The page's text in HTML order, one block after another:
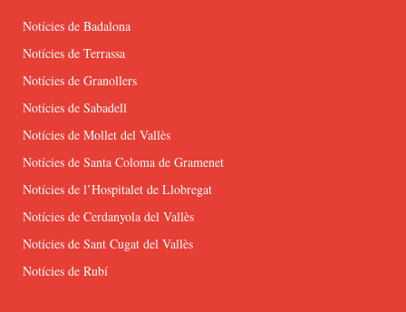
Notícies de Badalona
Notícies de Terrassa
Notícies de Granollers
Notícies de Sabadell
Notícies de Mollet del Vallès
Notícies de Santa Coloma de Gramenet
Notícies de l’Hospitalet de Llobregat
Notícies de Cerdanyola del Vallès
Notícies de Sant Cugat del Vallès
Notícies de Rubí